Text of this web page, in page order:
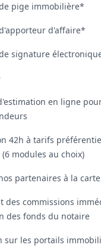
pige immobilière*
d'affaire*
signature
en ligne
42h à tarifs
modules au choix)
partenaires à la carte
des commissions
des fonds du notaire
sur les portails